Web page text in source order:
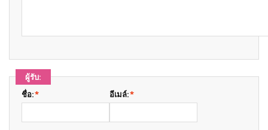
ผู้รับ:
*
ชื่อ: *
อีเมล์: